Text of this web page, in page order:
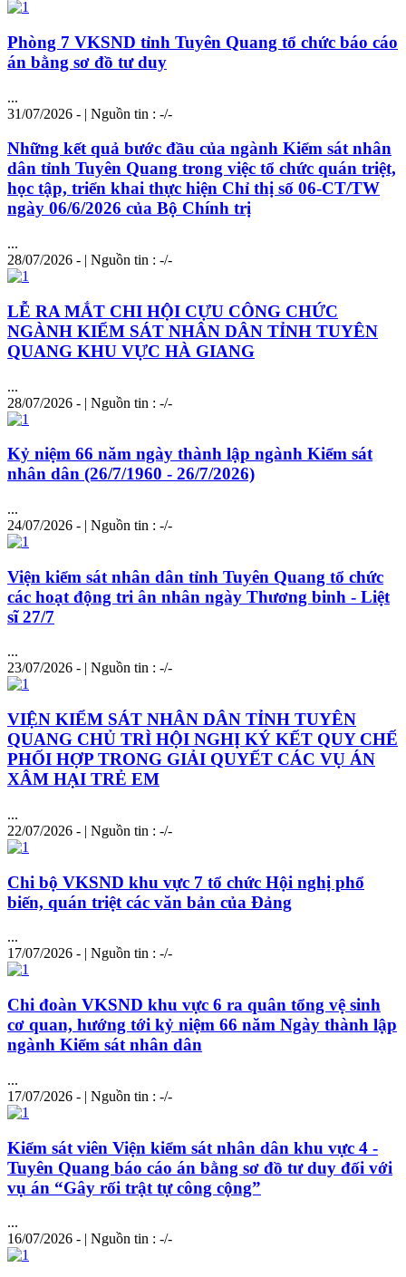
Phòng 7 VKSND tỉnh Tuyên Quang tổ chức báo cáo
án bằng sơ đồ tư duy
...
31/07/2026 - | Nguồn tin : -/-
Những kết quả bước đầu của ngành Kiểm sát nhân
dân tỉnh Tuyên Quang trong việc tổ chức quán triệt,
học tập, triển khai thực hiện Chỉ thị số 06-CT/TW
ngày 06/6/2026 của Bộ Chính trị
...
28/07/2026 - | Nguồn tin : -/-
LỄ RA MẮT CHI HỘI CỰU CÔNG CHỨC
NGÀNH KIỂM SÁT NHÂN DÂN TỈNH TUYÊN
QUANG KHU VỰC HÀ GIANG
...
28/07/2026 - | Nguồn tin : -/-
Kỷ niệm 66 năm ngày thành lập ngành Kiểm sát
nhân dân (26/7/1960 - 26/7/2026)
...
24/07/2026 - | Nguồn tin : -/-
Viện kiểm sát nhân dân tỉnh Tuyên Quang tổ chức
các hoạt động tri ân nhân ngày Thương binh - Liệt
sĩ 27/7
...
23/07/2026 - | Nguồn tin : -/-
VIỆN KIỂM SÁT NHÂN DÂN TỈNH TUYÊN
QUANG CHỦ TRÌ HỘI NGHỊ KÝ KẾT QUY CHẾ
PHỐI HỢP TRONG GIẢI QUYẾT CÁC VỤ ÁN
XÂM HẠI TRẺ EM
...
22/07/2026 - | Nguồn tin : -/-
Chi bộ VKSND khu vực 7 tổ chức Hội nghị phổ
biến, quán triệt các văn bản của Đảng
...
17/07/2026 - | Nguồn tin : -/-
Chi đoàn VKSND khu vực 6 ra quân tổng vệ sinh
cơ quan, hướng tới kỷ niệm 66 năm Ngày thành lập
ngành Kiểm sát nhân dân
...
17/07/2026 - | Nguồn tin : -/-
Kiểm sát viên Viện kiểm sát nhân dân khu vực 4 -
Tuyên Quang báo cáo án bằng sơ đồ tư duy đối với
vụ án “Gây rối trật tự công cộng”
...
16/07/2026 - | Nguồn tin : -/-